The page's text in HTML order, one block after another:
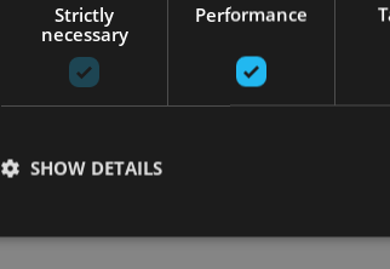
Strictly
necessary
Performance
SHOW DETAILS